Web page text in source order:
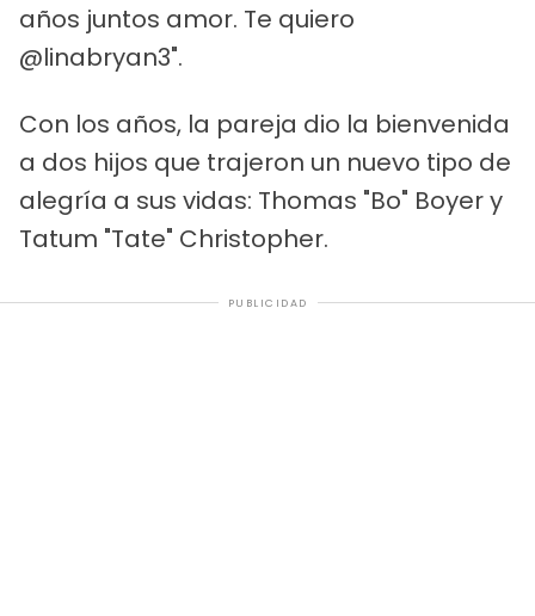
años juntos amor. Te quiero
@linabryan3".
Con los años, la pareja dio la bienvenida
a dos hijos que trajeron un nuevo tipo de
alegría a sus vidas: Thomas "Bo" Boyer y
Tatum "Tate" Christopher.
PUBLICIDAD